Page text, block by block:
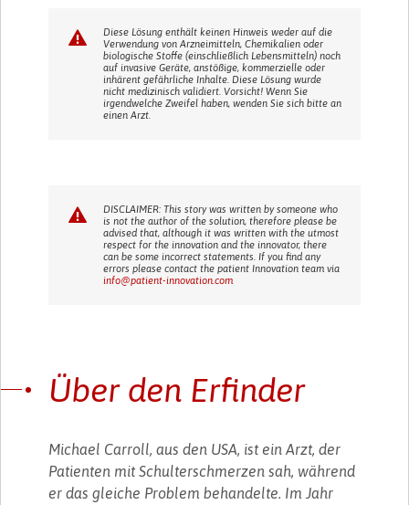
Diese Lösung enthält keinen Hinweis weder auf die
Verwendung von Arzneimitteln, Chemikalien oder
biologische Stoffe (einschließlich Lebensmitteln) noch
auf invasive Geräte, anstößige, kommerzielle oder
inhärent gefährliche Inhalte. Diese Lösung wurde
nicht medizinisch validiert. Vorsicht! Wenn Sie
irgendwelche Zweifel haben, wenden Sie sich bitte an
einen Arzt.
DISCLAIMER: This story was written by someone who
is not the author of the solution, therefore please be
advised that, although it was written with the utmost
respect for the innovation and the innovator, there
can be some incorrect statements. If you find any
errors please contact the patient Innovation team via
info@patient-innovation.com
Über den Erfinder
Michael Carroll, aus den USA, ist ein Arzt, der
Patienten mit Schulterschmerzen sah, während
er das gleiche Problem behandelte. Im Jahr